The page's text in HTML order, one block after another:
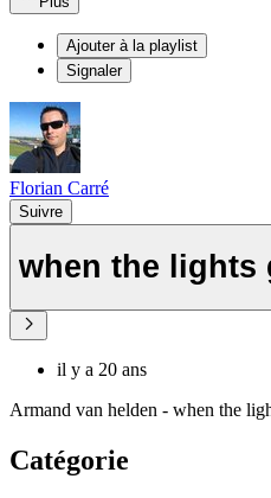
Ajouter à la playlist
Signaler
Florian Carré
Suivre
when the lights
il y a 20 ans
Armand van helden - when the
Catégorie